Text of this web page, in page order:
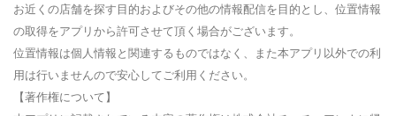
お近くの店舗を探す目的およびその他の情報配信を目的とし、位置情報
の取得をアプリから許可させて頂く場合がございます。
位置情報は個人情報と関連するものではなく、また本アプリ以外での利
用は行いませんので安心してご利用ください。
【著作権について】